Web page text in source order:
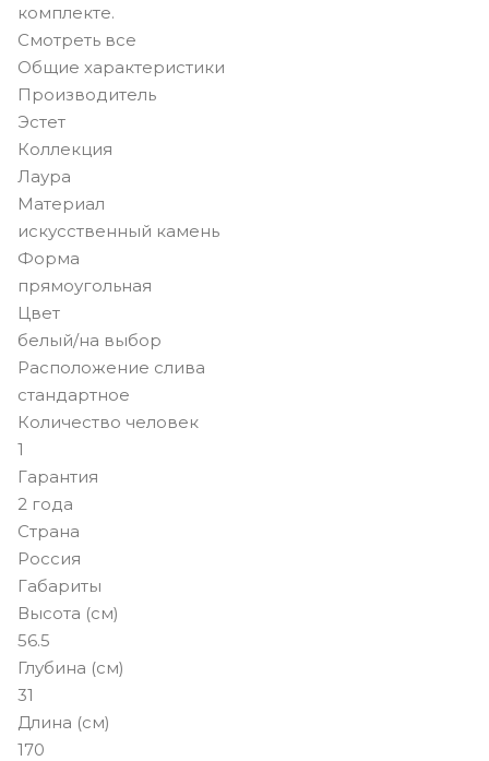
комплекте.
Смотреть все
Общие характеристики
Производитель
Эстет
Коллекция
Лаура
Материал
искусственный камень
Форма
прямоугольная
Цвет
белый/на выбор
Расположение слива
стандартное
Количество человек
1
Гарантия
2 года
Страна
Россия
Габариты
Высота (см)
56.5
Глубина (см)
31
Длина (см)
170